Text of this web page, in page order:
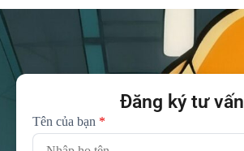
Đăng ký tư vấn
Tên của bạn *